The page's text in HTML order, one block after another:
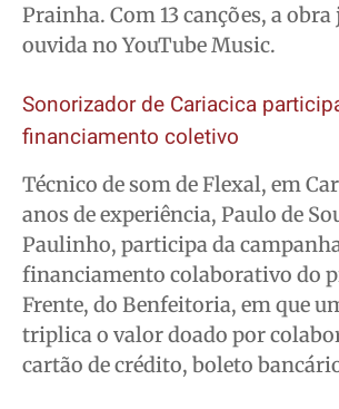
Prainha. Com 13 canções, a obra
ouvida no YouTube Music.
Sonorizador de Cariacica
financiamento coletivo
Técnico de som de Flexal, em
anos de experiência, Paulo de
Paulinho, participa da
financiamento colaborativo do
Frente, do Benfeitoria, em que
triplica o valor doado por
cartão de crédito, boleto